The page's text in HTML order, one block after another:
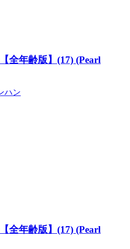
全年齢版】(17) (Pearl
ハン
全年齢版】(17) (Pearl